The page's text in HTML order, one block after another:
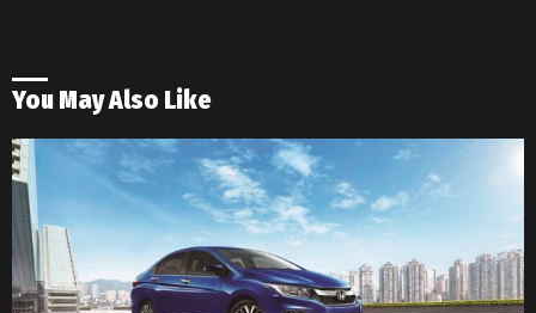
You May Also Like